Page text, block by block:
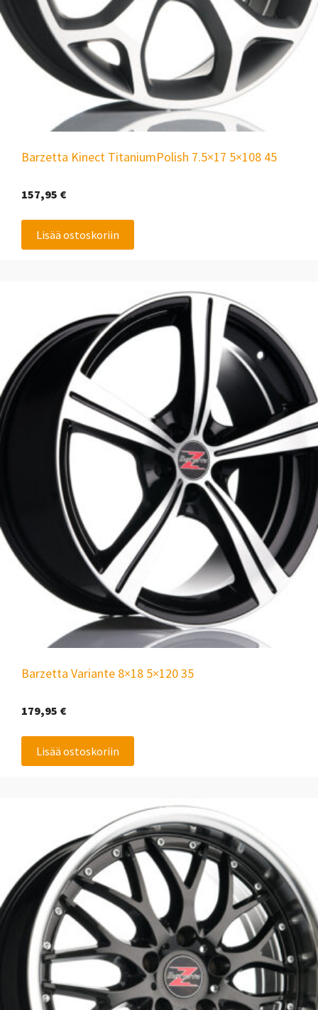
Barzetta Kinect TitaniumPolish 7.5×17 5×108 45
157,95 €
Lisää ostoskoriin
Barzetta Variante 8×18 5×120 35
179,95 €
Lisää ostoskoriin